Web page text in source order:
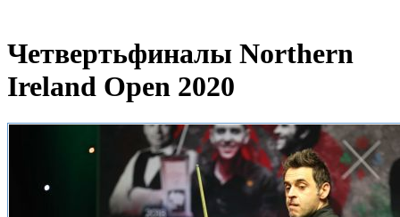
Четвертьфиналы Northern
Ireland Open 2020